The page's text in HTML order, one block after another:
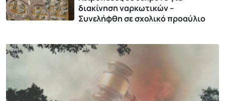
διακίνηση ναρκωτικών –
Συνελήφθη σε σχολικό προαύλιο